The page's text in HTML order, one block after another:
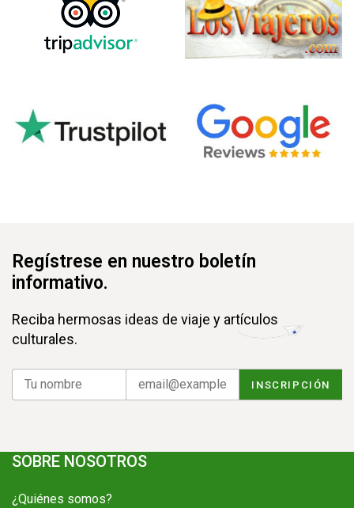
Regístrese en nuestro boletín
informativo.
Reciba hermosas ideas de viaje y artículos
culturales.
SOBRE NOSOTROS
¿Quiénes somos?